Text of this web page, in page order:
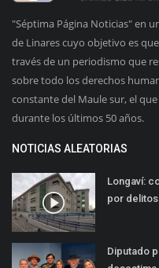
"Séptima Página Noticias" en
de Linares cuyo objetivo es
través de un periodismo que
sobre todo los derechos
constante del Maule sur, el
durante los últimos 50 años.
NOTICIAS ALEATORIAS
Longaví:
por
Diputado